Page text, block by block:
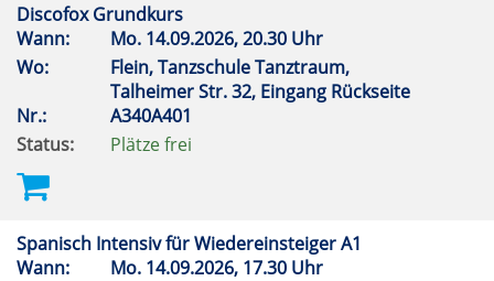
Discofox Grundkurs
Wann:
Mo. 14.09.2026, 20.30 Uhr
Wo:
Flein, Tanzschule Tanztraum,
Talheimer Str. 32, Eingang Rückseite
Nr.:
A340A401
Status:
Plätze frei
Spanisch Intensiv für Wiedereinsteiger A1
Wann:
Mo. 14.09.2026, 17.30 Uhr